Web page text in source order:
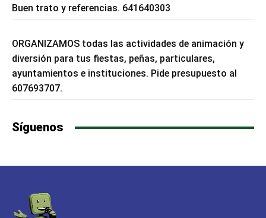
Buen trato y referencias. 641640303
ORGANIZAMOS todas las actividades de animación y
diversión para tus fiestas, peñas, particulares,
ayuntamientos e instituciones. Pide presupuesto al
607693707.
Síguenos